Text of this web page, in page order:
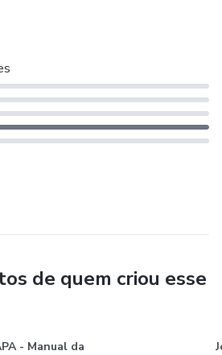
seu próprio empreendimento.
de quem criou esse
- Manual da